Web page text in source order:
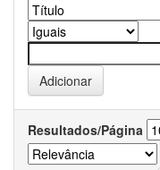
Resultados/Página